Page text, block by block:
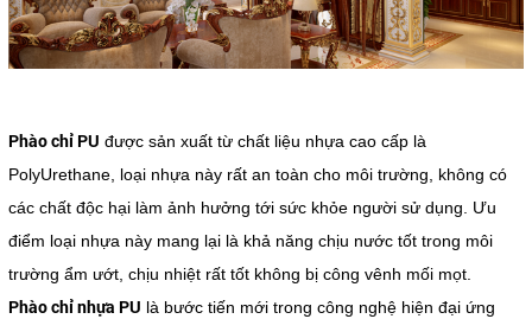
Phào chỉ PU được sản xuất từ chất liệu nhựa cao cấp là
PolyUrethane, loại nhựa này rất an toàn cho môi trường, không có
các chất độc hại làm ảnh hưởng tới sức khỏe người sử dụng. Ưu
điểm loại nhựa này mang lại là khả năng chịu nước tốt trong môi
trường ẩm ướt, chịu nhiệt rất tốt không bị công vênh mối mọt.
Phào chỉ nhựa PU là bước tiến mới trong công nghệ hiện đại ứng